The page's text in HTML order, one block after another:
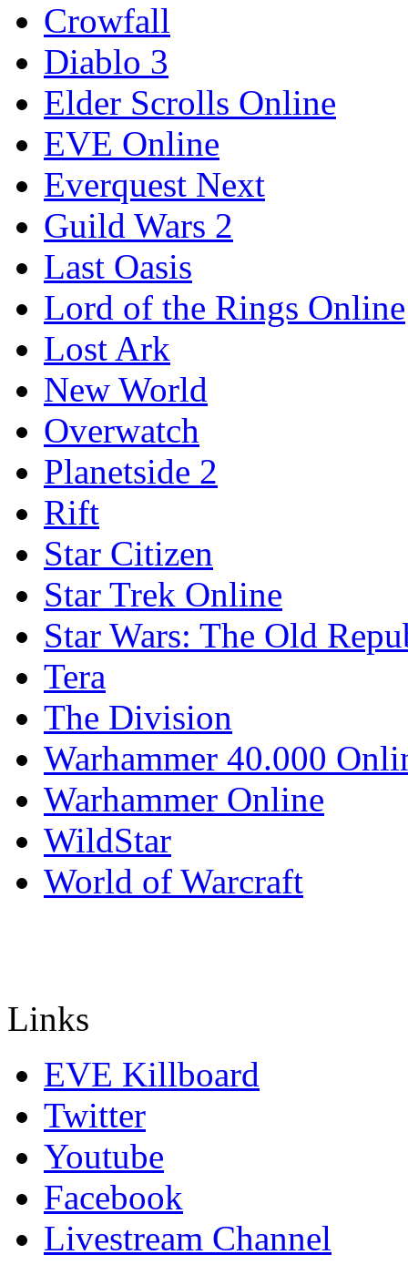
Crowfall
Diablo 3
Elder Scrolls Online
EVE Online
Everquest Next
Guild Wars 2
Last Oasis
Lord of the Rings Online
Lost Ark
New World
Overwatch
Planetside 2
Rift
Star Citizen
Star Trek Online
Star Wars: The Old
Tera
The Division
Warhammer 40.000
Warhammer Online
WildStar
World of Warcraft
Links
EVE Killboard
Twitter
Youtube
Facebook
Livestream Channel